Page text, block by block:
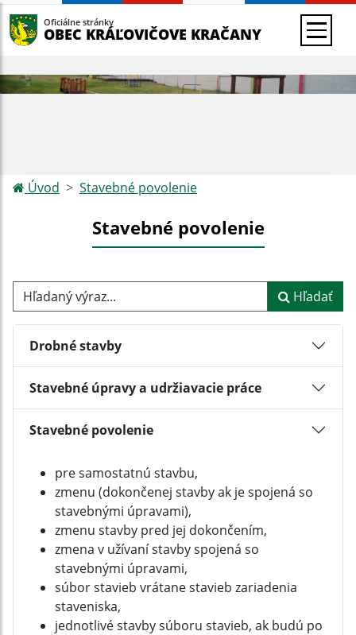
Oficiálne stránky
OBEC KRÁĽOVIČOVE KRAČANY
Úvod Stavebné povolenie
Stavebné povolenie
Hľadaný výraz... Hľadať
Drobné stavby
Stavebné úpravy a udržiavacie práce
Stavebné povolenie
pre samostatnú stavbu,
zmenu (dokončenej stavby ak je spojená so
stavebnými úpravami),
zmenu stavby pred jej dokončením,
zmena v užívaní stavby spojená so
stavebnými úpravami,
súbor stavieb vrátane stavieb zariadenia
staveniska,
jednotlivé stavby súboru stavieb, ak budú po